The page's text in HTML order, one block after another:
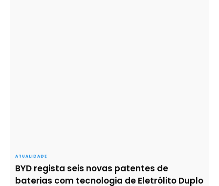
ATUALIDADE
BYD regista seis novas patentes de
baterias com tecnologia de Eletrólito Duplo